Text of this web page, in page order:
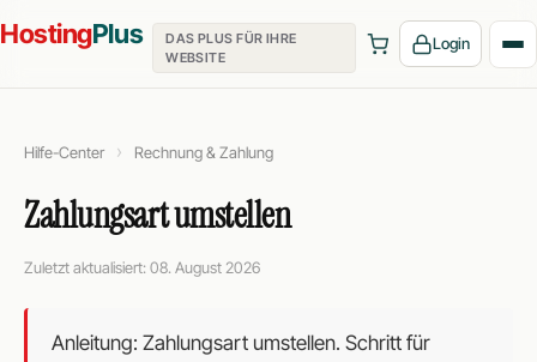
HostingPlus
DAS PLUS FÜR IHRE
WEBSITE
Login
Hilfe-Center › Rechnung & Zahlung
Zahlungsart umstellen
Zuletzt aktualisiert: 08. August 2026
Anleitung: Zahlungsart umstellen. Schritt für